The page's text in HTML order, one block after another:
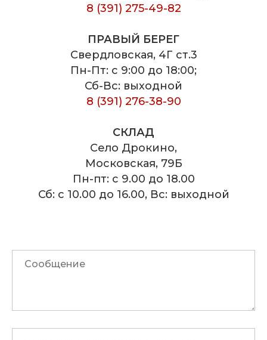
8 (391) 275-49-82
ПРАВЫЙ БЕРЕГ
Свердловская, 4Г ст.3
Пн-Пт: с 9:00 до 18:00;
Сб-Вс: выходной
8 (391) 276-38-90
СКЛАД
Село Дрокино,
Московская, 79Б
Пн-пт: с 9.00 до 18.00
Сб: с 10.00 до 16.00, Вс: выходной